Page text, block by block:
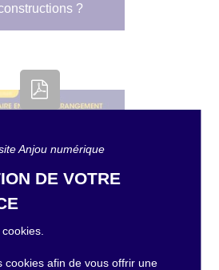
?
Anjou numérique
DE VOTRE
cookies afin de vous offrir une